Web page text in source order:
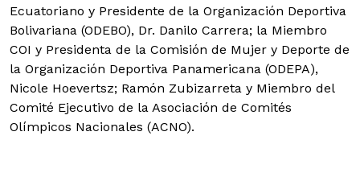
Ecuatoriano y Presidente de la Organización Deportiva
Bolivariana (ODEBO), Dr. Danilo Carrera; la Miembro
COI y Presidenta de la Comisión de Mujer y Deporte de
la Organización Deportiva Panamericana (ODEPA),
Nicole Hoevertsz; Ramón Zubizarreta y Miembro del
Comité Ejecutivo de la Asociación de Comités
Olímpicos Nacionales (ACNO).